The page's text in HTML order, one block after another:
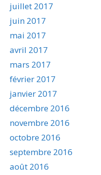
juillet 2017
juin 2017
mai 2017
avril 2017
mars 2017
février 2017
janvier 2017
décembre 2016
novembre 2016
octobre 2016
septembre 2016
août 2016